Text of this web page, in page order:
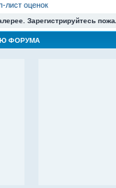
лист оценок
Зарегистрируйтесь
ФОРУМА